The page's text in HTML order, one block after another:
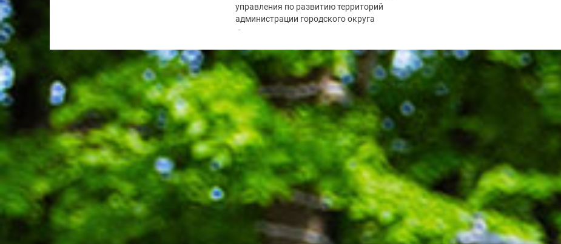
управления по развитию территорий
администрации городского округа
Красногорск: